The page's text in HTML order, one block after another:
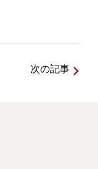
次の記事